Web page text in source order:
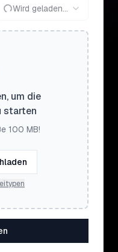
Wird geladen...
um die
starten
100 MB!